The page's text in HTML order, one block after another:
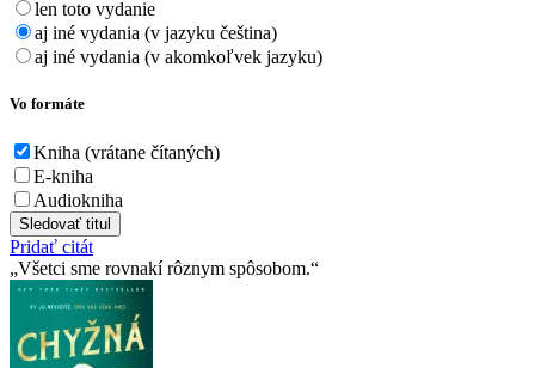
len toto vydanie
aj iné vydania (v jazyku čeština)
aj iné vydania (v akomkoľvek jazyku)
Vo formáte
Kniha (vrátane čítaných)
E-kniha
Audiokniha
Sledovať titul
Pridať citát
Všetci sme rovnakí rôznym spôsobom.